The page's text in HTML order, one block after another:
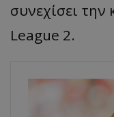
συνεχίσει
League 2.